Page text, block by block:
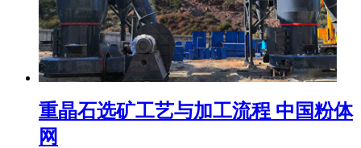
重晶石选矿工艺与加工流程 中国粉体
网